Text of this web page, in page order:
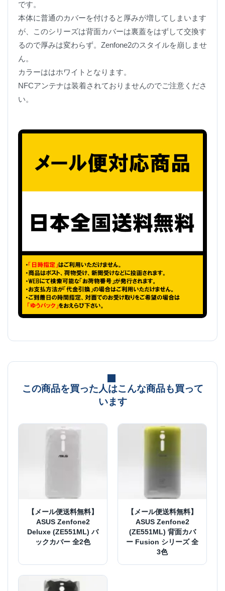
です。
本体に普通のカバーを付けると厚みが増してしまいます
が、このシリーズは背面カバーは裏蓋をはずして交換す
るので厚みは変わらず。Zenfone2のスタイルを崩しませ
ん。
カラーははホワイトとなります。
NFCアンテナは装着されておりませんのでご注意くださ
い。
この商品を買った人はこんな商品も買って
います
【メール便送料無料】
ASUS Zenfone2
Deluxe (ZE551ML) バ
ックカバー 全2色
【メール便送料無料】
ASUS Zenfone2
(ZE551ML) 背面カバ
ー Fusion シリーズ 全
3色